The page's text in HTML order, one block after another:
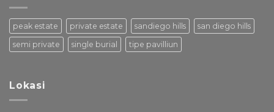
peak estate private estate sandiego hills
san diego hills
semi private
single burial tipe pavilliun
Lokasi